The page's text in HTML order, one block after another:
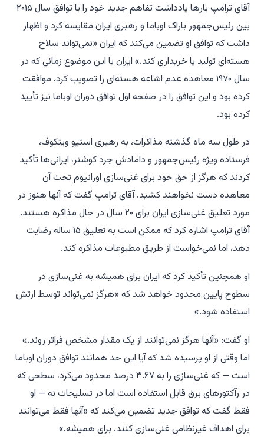
آقای ترامپ بارها یادداشت تفاهم جدید خود را با توافق سال ۲۰۱۵
بین رئیس‌جمهور باراک اوباما و رهبری ایران مقایسه کرد و اظهار
داشت که توافق او تضمین می‌کند که ایران «نمی‌تواند سلاح
هسته‌ای تولید یا خریداری کند.» ایران با این موضوع زمانی که در
سال ۱۹۷۰ معاهده عدم اشاعه هسته‌ای را تصویب کرد، موافقت
کرده بود و این توافق را در صفحه اول توافق دوران اوباما نیز تأیید
کرده بود.
در طول سه ماه گذشته مذاکرات، به رهبری استیو ویتکوف،
فرستاده ویژه رئیس‌جمهور و دامادش جرد کوشنر، ایرانی‌ها تأکید
کردند که هرگز از حق خود برای غنی‌سازی اورانیوم تحت آن
معاهده دست نخواهند کشید. آقای ترامپ گفت که آنها هنوز در
مورد تعلیق غنی‌سازی ایران برای ۲۰ سال در حال مذاکره هستند.
آقای ترامپ اشاره کرد که ممکن است به تعلیق ۱۵ ساله رضایت
دهد، اما نمی‌خواست از طریق مطبوعات مذاکره کند.
او همچنین تأکید کرد که ایران برای همیشه به غنی‌سازی در
سطوح پایین محدود خواهد شد که «هرگز نمی‌تواند توسط ارتش
استفاده شود.»
او گفت: «آنها هرگز نمی‌توانند از یک مقدار مشخص فراتر روند.»
اما وقتی از او پرسیده شد که آیا این حد همانند توافق دوران اوباما
است — که غنی‌سازی را به ۳.۶۷ درصد محدود می‌کرد، سطحی که
در رآکتورهای برق قابل استفاده است اما در تسلیحات نه — او
فقط گفت که توافق جدید تضمین می‌کند که «آنها فقط می‌توانند
برای اهداف غیرنظامی غنی‌سازی کنند. برای همیشه.»